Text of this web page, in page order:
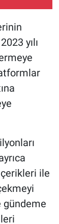
yılı
ile
gündeme